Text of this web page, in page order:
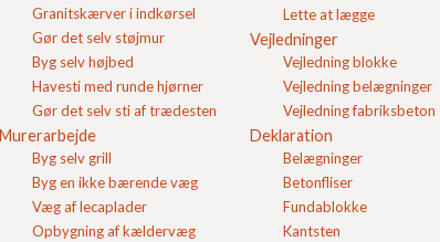
Granitskærver i indkørsel
Gør det selv støjmur
Byg selv højbed
Havesti med runde hjørner
Gør det selv sti af trædesten
Murerarbejde
Byg selv grill
Byg en ikke bærende væg
Væg af lecaplader
Opbygning af kældervæg
Lette at lægge
Vejledninger
Vejledning blokke
Vejledning belægninger
Vejledning fabriksbeton
Deklaration
Belægninger
Betonfliser
Fundablokke
Kantsten
Koksgrå 25x50x7
Havefliser
Pris pr. stk
Se produkt
Havefliser 50x50x5
Sort / koksgrå
Pris pr. stk40,44
Se produkt